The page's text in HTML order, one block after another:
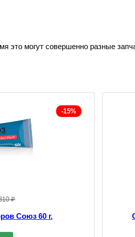
это могут совершенно разные
-15%
₽
Союз 60 г.